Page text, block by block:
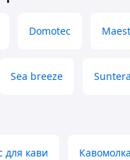
Domotec
Sea breeze
для кави